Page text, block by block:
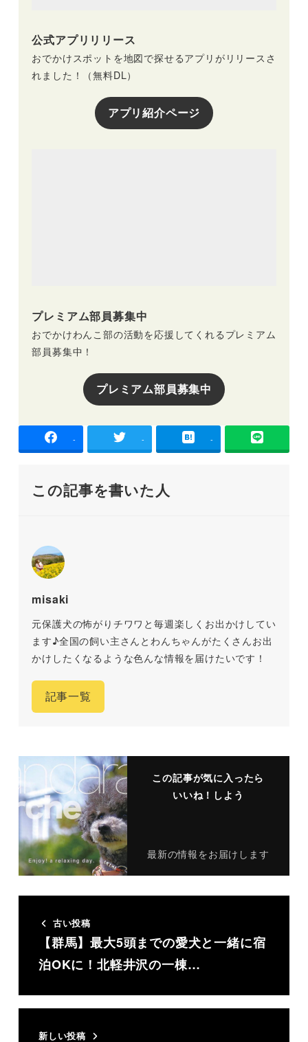
公式アプリリリース
おでかけスポットを地図で探せるアプリがリリースさ
れました！（無料DL）
アプリ紹介ページ
プレミアム部員募集中
おでかけわんこ部の活動を応援してくれるプレミアム
部員募集中！
プレミアム部員募集中
- - -
この記事を書いた人
misaki
元保護犬の怖がりチワワと毎週楽しくお出かけしてい
ます♪全国の飼い主さんとわんちゃんがたくさんお出
かけしたくなるような色んな情報を届けたいです！
記事一覧
この記事が気に入ったら
いいね！しよう
最新の情報をお届けします
古い投稿
【群馬】最大5頭までの愛犬と一緒に宿
泊OKに！北軽井沢の一棟…
新しい投稿